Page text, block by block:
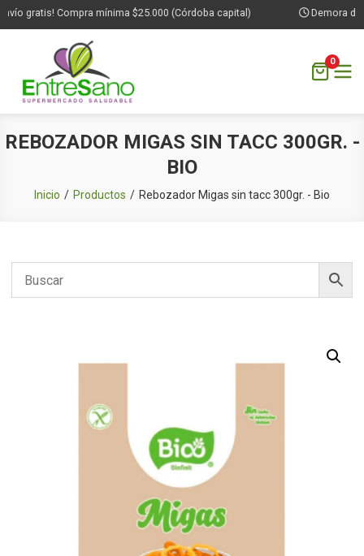
gratis! Compra mínima $25.000 (Córdoba capital) Demora de
0
REBOZADOR MIGAS SIN TACC 300GR. -
BIO
Inicio Productos Rebozador Migas sin tacc 300gr. - Bio